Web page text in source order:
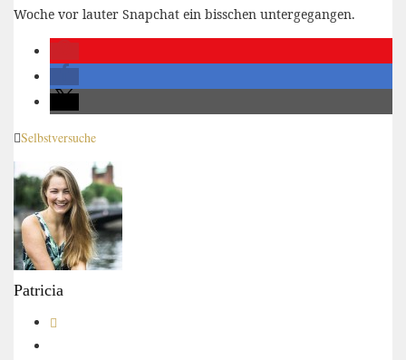
Woche vor lauter Snapchat ein bisschen untergegangen.
Selbstversuche
Patricia